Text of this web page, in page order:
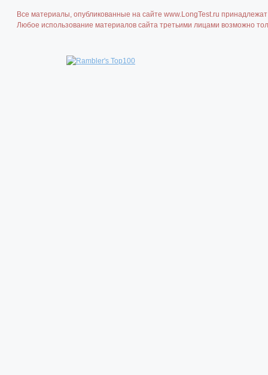
Все материалы, опубликованные на сайте www.LongTest.ru
Любое использование материалов сайта третьими лицами возможно